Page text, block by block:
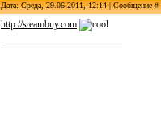
Дата: Среда, 29.06.2011, 12:14 | Сообщение #
http://steambuy.com